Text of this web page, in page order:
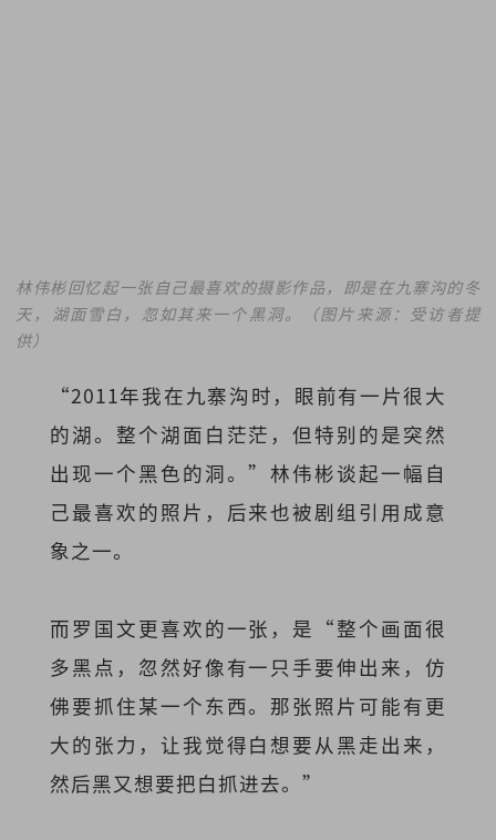
林伟彬回忆起一张自己最喜欢的摄影作品，即是在九寨沟的冬
天，湖面雪白，忽如其来一个黑洞。（图片来源：受访者提
供）
“2011年我在九寨沟时，眼前有一片很大
的湖。整个湖面白茫茫，但特别的是突然
出现一个黑色的洞。”林伟彬谈起一幅自
己最喜欢的照片，后来也被剧组引用成意
象之一。
而罗国文更喜欢的一张，是“整个画面很
多黑点，忽然好像有一只手要伸出来，仿
佛要抓住某一个东西。那张照片可能有更
大的张力，让我觉得白想要从黑走出来，
然后黑又想要把白抓进去。”